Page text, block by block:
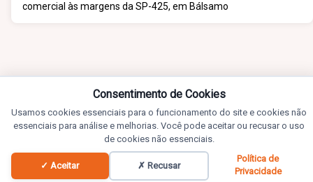
comercial às margens da SP-425, em Bálsamo
Notícias
Consentimento de Cookies
Usamos cookies essenciais para o funcionamento do site e cookies não
essenciais para análise e melhorias. Você pode aceitar ou recusar o uso
de cookies não essenciais.
✓ Aceitar ✗ Recusar
Política de
Privacidade